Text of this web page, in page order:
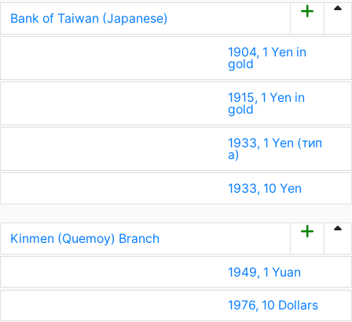
Bank of Taiwan (Japanese)
1904, 1 Yen in
gold
1915, 1 Yen in
gold
1933, 1 Yen (тип
a)
1933, 10 Yen
Kinmen (Quemoy) Branch
1949, 1 Yuan
1976, 10 Dollars